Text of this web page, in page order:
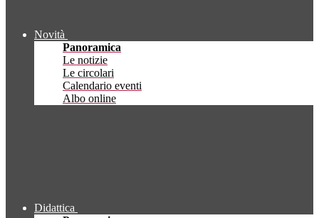
Novità
Panoramica
Le notizie
Le circolari
Calendario eventi
Albo online
Didattica